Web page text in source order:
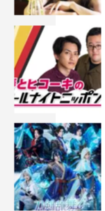
2023年夏ド
阿部寛